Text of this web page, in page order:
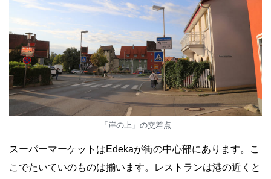
「崖の上」の交差点
スーパーマーケットはEdekaが街の中心部にあります。こ
こでたいていのものは揃います。レストランは港の近くと